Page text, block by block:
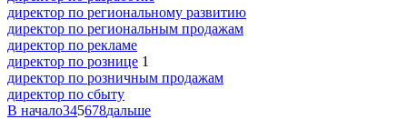
директор по региональному развитию
директор по региональным продажам
директор по рекламе
директор по рознице 1
директор по розничным продажам
директор по сбыту
В начало345678дальше